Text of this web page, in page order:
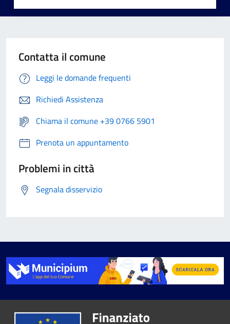
Contatta il comune
Leggi le domande frequenti
Richiedi Assistenza
Chiama il comune +39 0766 5901
Prenota un appuntamento
Problemi in città
Segnala disservizio